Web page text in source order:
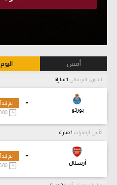
أمس اليوم
الدوري البرتغالي
-
بورتو
لم تبدأ
كأس الإمارات
-
أرسنال
لم تبدأ